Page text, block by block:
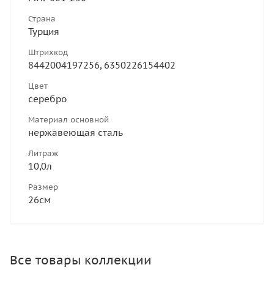
Страна
Турция
Штрихкод
8442004197256, 6350226154402
Цвет
серебро
Материал основной
нержавеющая сталь
Литраж
10,0л
Размер
26см
Все товары коллекции